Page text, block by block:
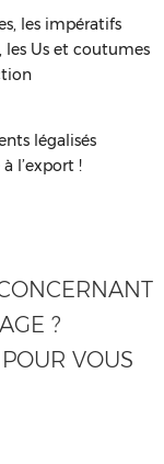
les impératifs
les Us et coutumes
légalisés
l’export !
?
VOUS